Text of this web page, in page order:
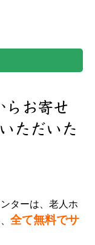
お寄せ
ただいた
ターは、老人ホ
全て無料でサ